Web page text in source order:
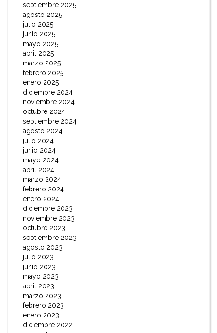
septiembre 2025
agosto 2025
julio 2025
junio 2025
mayo 2025
abril 2025
marzo 2025
febrero 2025
enero 2025
diciembre 2024
noviembre 2024
octubre 2024
septiembre 2024
agosto 2024
julio 2024
junio 2024
mayo 2024
abril 2024
marzo 2024
febrero 2024
enero 2024
diciembre 2023
noviembre 2023
octubre 2023
septiembre 2023
agosto 2023
julio 2023
junio 2023
mayo 2023
abril 2023
marzo 2023
febrero 2023
enero 2023
diciembre 2022